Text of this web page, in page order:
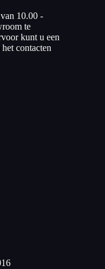
10.00 -
te
kunt u een
contacten